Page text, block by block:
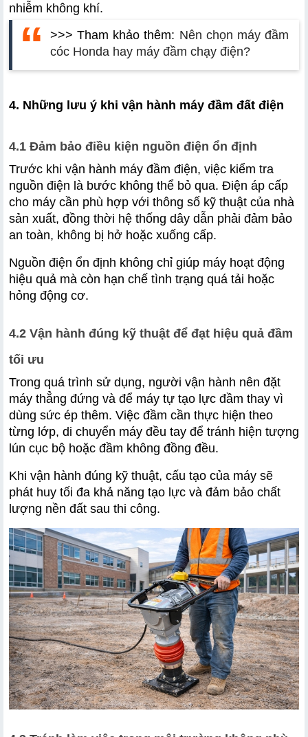
nhiễm không khí.
>>> Tham khảo thêm: Nên chọn máy đầm
cóc Honda hay máy đầm chạy điện?
4. Những lưu ý khi vận hành máy đầm đất điện
4.1 Đảm bảo điều kiện nguồn điện ổn định
Trước khi vận hành máy đầm điện, việc kiểm tra
nguồn điện là bước không thể bỏ qua. Điện áp cấp
cho máy cần phù hợp với thông số kỹ thuật của nhà
sản xuất, đồng thời hệ thống dây dẫn phải đảm bảo
an toàn, không bị hở hoặc xuống cấp.
Nguồn điện ổn định không chỉ giúp máy hoạt động
hiệu quả mà còn hạn chế tình trạng quá tải hoặc
hỏng động cơ.
4.2 Vận hành đúng kỹ thuật để đạt hiệu quả đầm
tối ưu
Trong quá trình sử dụng, người vận hành nên đặt
máy thẳng đứng và để máy tự tạo lực đầm thay vì
dùng sức ép thêm. Việc đầm cần thực hiện theo
từng lớp, di chuyển máy đều tay để tránh hiện tượng
lún cục bộ hoặc đầm không đồng đều.
Khi vận hành đúng kỹ thuật, cấu tạo của máy sẽ
phát huy tối đa khả năng tạo lực và đảm bảo chất
lượng nền đất sau thi công.